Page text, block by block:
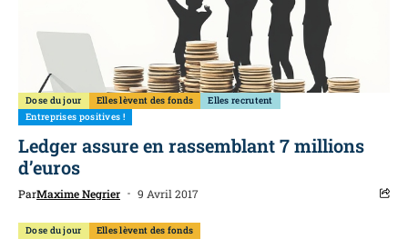
Dose du jour Elles lèvent des fonds
Elles recrutent
Entreprises positives !
Ledger assure en rassemblant 7 millions
d’euros
ParMaxime Negrier 9 Avril 2017
Dose du jour Elles lèvent des fonds